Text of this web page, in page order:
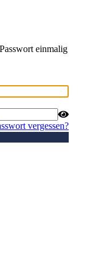
einmalig
vergessen?